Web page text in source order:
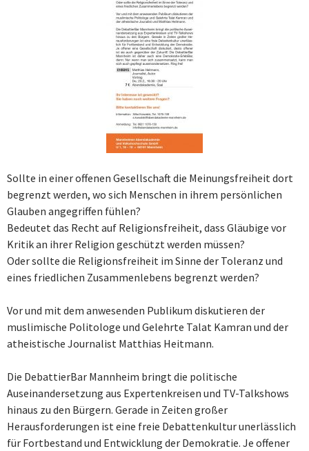
Sollte in einer offenen Gesellschaft die Meinungsfreiheit dort
begrenzt werden, wo sich Menschen in ihrem persönlichen
Glauben angegriffen fühlen?
Bedeutet das Recht auf Religionsfreiheit, dass Gläubige vor
Kritik an ihrer Religion geschützt werden müssen?
Oder sollte die Religionsfreiheit im Sinne der Toleranz und
eines friedlichen Zusammenlebens begrenzt werden?
Vor und mit dem anwesenden Publikum diskutieren der
muslimische Politologe und Gelehrte Talat Kamran und der
atheistische Journalist Matthias Heitmann.
Die DebattierBar Mannheim bringt die politische
Auseinandersetzung aus Expertenkreisen und TV-Talkshows
hinaus zu den Bürgern. Gerade in Zeiten großer
Herausforderungen ist eine freie Debattenkultur unerlässlich
für Fortbestand und Entwicklung der Demokratie. Je offener